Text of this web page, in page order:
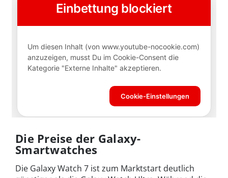
Die Preise der Galaxy-
Smartwatches
Die Galaxy Watch 7 ist zum Marktstart deutlich